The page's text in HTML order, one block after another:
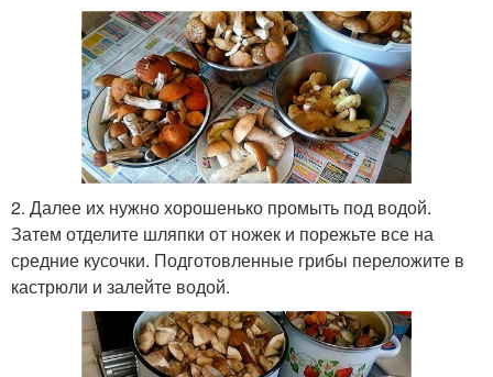
2. Далее их нужно хорошенько промыть под водой.
Затем отделите шляпки от ножек и порежьте все на
средние кусочки. Подготовленные грибы переложите в
кастрюли и залейте водой.